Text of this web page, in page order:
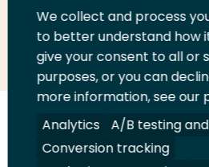
Deel
LinkedIn
Deel
op
Twitter
Deel
op
Facebook
Email
deze
pagina
Volg
ons
Volg
ons
Volg
ons
Volg
ons
We collect and process
to better understand how
give your consent to all or
purposes, or you can
more information, see our
Analytics
A/B testing
Conversion tracking